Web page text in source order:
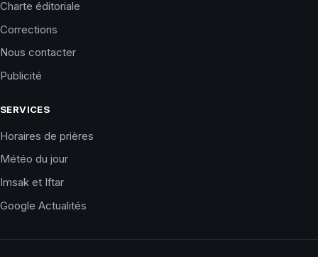
Charte éditoriale
Corrections
Nous contacter
Publicité
SERVICES
Horaires de prières
Météo du jour
Imsak et Iftar
Google Actualités